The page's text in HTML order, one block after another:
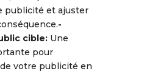
publicité et ajuster
-
cible: Une
pour
votre publicité en